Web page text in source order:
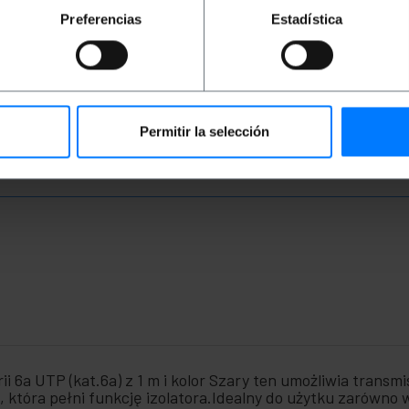
Preferencias Estadística
Permitir la selección
1,63€
Natychmiastowa dostawa
PVD
6,52€
Natychmiastowa dostawa
6a UTP (kat.6a) z 1 m i kolor Szary ten umożliwia
która pełni funkcję izolatora.Idealny do użytku zarówno